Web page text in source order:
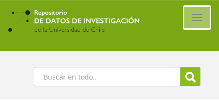
Ir
contenido
principal
Buscar